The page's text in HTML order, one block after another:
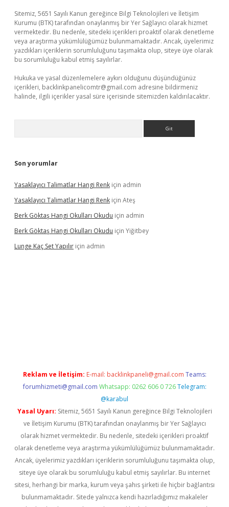
Sitemiz, 5651 Sayılı Kanun gereğince Bilgi Teknolojileri ve İletişim
Kurumu (BTK) tarafından onaylanmış bir Yer Sağlayıcı olarak hizmet
vermektedir. Bu nedenle, sitedeki içerikleri proaktif olarak denetleme
veya araştırma yükümlülüğümüz bulunmamaktadır. Ancak, üyelerimiz
yazdıkları içeriklerin sorumluluğunu taşımakta olup, siteye üye olarak
bu sorumluluğu kabul etmiş sayılırlar.
Hukuka ve yasal düzenlemelere aykırı olduğunu düşündüğünüz
içerikleri, backlinkpanelicomtr@gmail.com adresine bildirmeniz
halinde, ilgili içerikler yasal süre içerisinde sitemizden kaldırılacaktır.
Son yorumlar
Yasaklayıcı Talimatlar Hangi Renk için admin
Yasaklayıcı Talimatlar Hangi Renk için Ateş
Berk Göktaş Hangi Okulları Okudu için admin
Berk Göktaş Hangi Okulları Okudu için Yiğitbey
Lunge Kaç Set Yapılır için admin
Reklam ve İletişim: E-mail: backlinkpaneli@gmail.com Teams:
forumhizmeti@gmail.com Whatsapp: 0262 606 0 726 Telegram:
@karabul
Yasal Uyarı: Sitemiz, 5651 Sayılı Kanun gereğince Bilgi Teknolojileri
ve İletişim Kurumu (BTK) tarafından onaylanmış bir Yer Sağlayıcı
olarak hizmet vermektedir. Bu nedenle, sitedeki içerikleri proaktif
olarak denetleme veya araştırma yükümlülüğümüz bulunmamaktadır.
Ancak, üyelerimiz yazdıkları içeriklerin sorumluluğunu taşımakta olup,
siteye üye olarak bu sorumluluğu kabul etmiş sayılırlar. Bu internet
sitesi, herhangi bir marka, kurum veya şahıs şirketi ile hiçbir bağlantısı
bulunmamaktadır. Sitede yalnızca kendi hazırladığımız makaleler